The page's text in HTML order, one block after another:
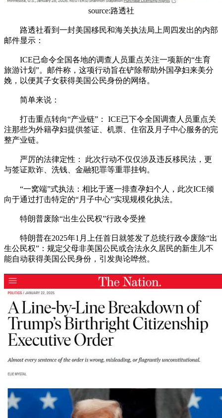
source:路透社
路透社看到一封美国移民和海关执法局上周四发出的内部
邮件显示：
ICE已命令全国各地的调查人员重点关注一项新的“生育
旅游计划”。邮件称，这项行动旨在铲除帮助外国孕妇来美分
娩，以便其子女获得美国公民身份的网络。
简单来说：
打击重点转向“产业链”： ICE已下令全国调查人员重点关
注那些为外籍孕妇提供签证、机票、住宿及月子中心服务的完
整产业链。
严厉的法律定性： 此次行动不仅仅涉及违反移民法，更
与签证欺诈、洗钱、金融犯罪等重罪挂钩。
“一窝端”式执法：相比于逐一排查孕妇个人，此次ICE倾
向于通过打击特定的“月子中心”实现规模化执法。
特朗普废除“出生公民权”行政令受挫
特朗普在2025年1月上任首日就签发了总统行政令废除“出
生公民权”：规定父母非美国公民或合法永久居民的新生儿不
能自动获得美国公民身份，引发舆论哗然。